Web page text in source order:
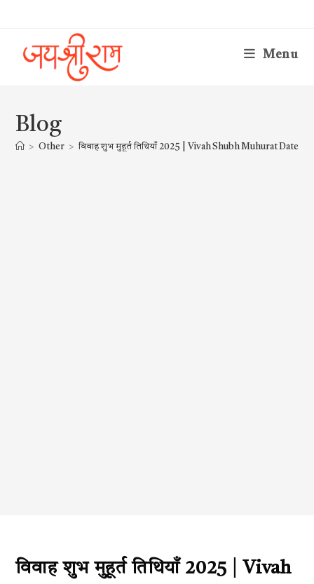
Menu
Blog
> Other > विवाह शुभ मुहूर्त तिथियाँ 2025 | Vivah Shubh Muhurat Dates
विवाह शुभ मुहूर्त तिथियाँ 2025 | Vivah